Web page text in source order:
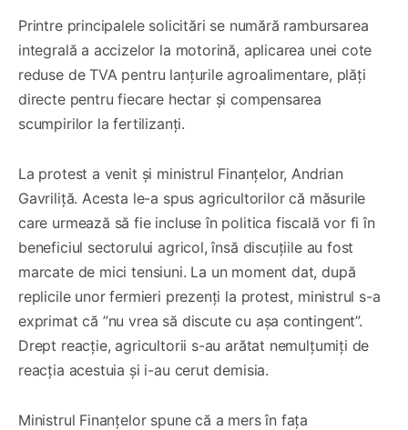
Printre principalele solicitări se numără rambursarea
integrală a accizelor la motorină, aplicarea unei cote
reduse de TVA pentru lanțurile agroalimentare, plăți
directe pentru fiecare hectar și compensarea
scumpirilor la fertilizanți.
La protest a venit și ministrul Finanțelor, Andrian
Gavriliță. Acesta le-a spus agricultorilor că măsurile
care urmează să fie incluse în politica fiscală vor fi în
beneficiul sectorului agricol, însă discuțiile au fost
marcate de mici tensiuni. La un moment dat, după
replicile unor fermieri prezenți la protest, ministrul s-a
exprimat că ”nu vrea să discute cu așa contingent”.
Drept reacție, agricultorii s-au arătat nemulțumiți de
reacția acestuia și i-au cerut demisia.
Ministrul Finanțelor spune că a mers în fața